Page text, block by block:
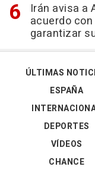
Irán avisa a
acuerdo
garantizar
ÚLTIMAS
ESPAÑA
DEPORTES
VÍDEOS
CHANCE